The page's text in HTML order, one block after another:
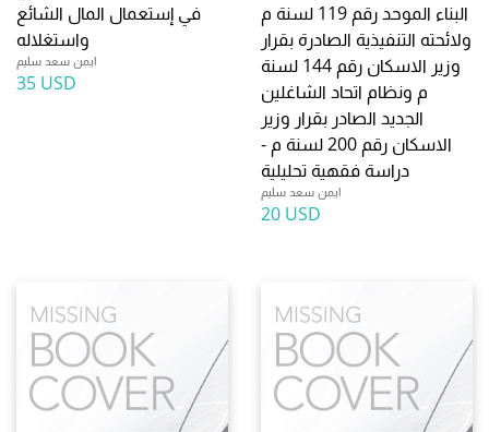
في إستعمال المال الشائع
واستغلاله
ايمن سعد سليم
35 USD
البناء الموحد رقم 119 لسنة م
ولائحته التنفيذية الصادرة بقرار
وزير الاسكان رقم 144 لسنة
م ونظام اتحاد الشاغلين
الجديد الصادر بقرار وزير
الاسكان رقم 200 لسنة م -
دراسة فقهية تحليلية
ايمن سعد سليم
20 USD